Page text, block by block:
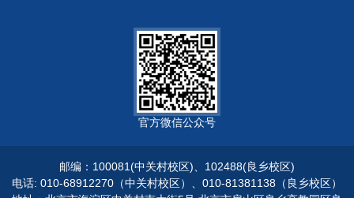
官方微信公众号
邮编：100081(中关村校区)、102488(良乡校区)
电话: 010-68912270（中关村校区）、010-81381138（良乡校区）